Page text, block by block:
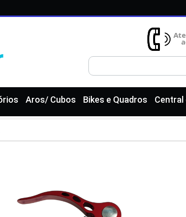
Aros/ Cubos Bikes e Quadros Central